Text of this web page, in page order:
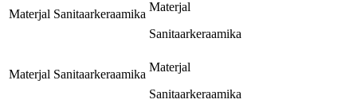
Materjal Sanitaarkeraamika
Materjal
Sanitaarkeraamika
Materjal Sanitaarkeraamika
Materjal
Sanitaarkeraamika